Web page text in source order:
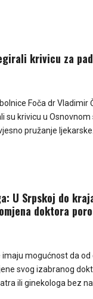
krivicu za
Foča dr Vladimir
su krivicu u Osnovnom
pružanje
U Srpskoj do
doktora
imaju mogućnost da
svog izabranog
ili ginekologa bez